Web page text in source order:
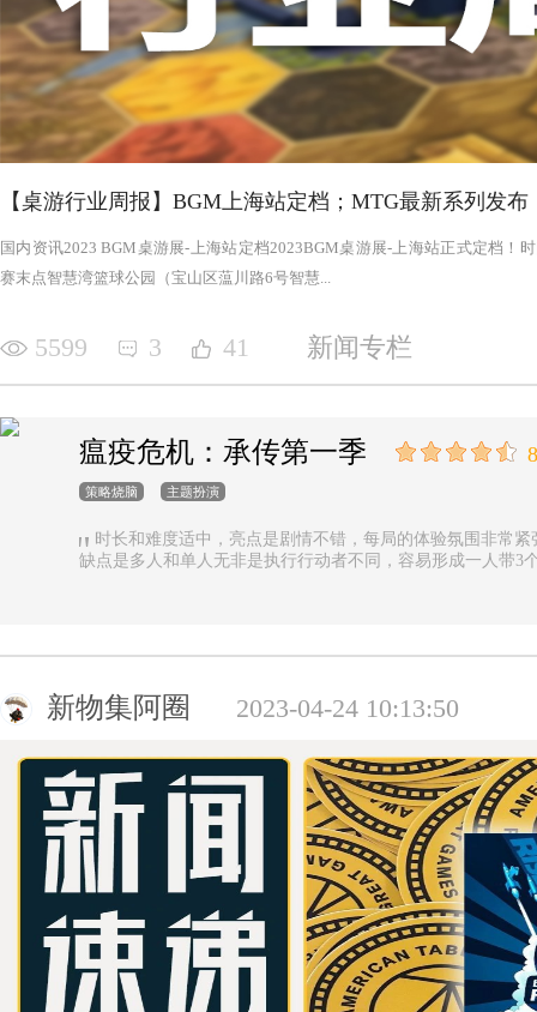
【桌游行业周报】BGM上海站定档；MTG最新系列发布
国内资讯2023 BGM桌游展-上海站定档2023BGM桌游展-上海站正式定档！
赛末点智慧湾篮球公园（宝山区蕰川路6号智慧...
5599 3 41 新闻专栏
瘟疫危机：承传第一季
策略烧脑 主题扮演
时长和难度适中，亮点是剧情不错，每局的体验氛围非常
缺点是多人和单人无非是执行行动者不同，容易形成一人带3
新物集阿圈 2023-04-24 10:13:50